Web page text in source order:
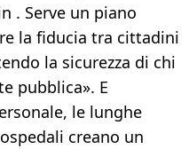
. Serve un piano
la fiducia tra cittadini
la sicurezza di chi
pubblica». E
le lunghe
creano un